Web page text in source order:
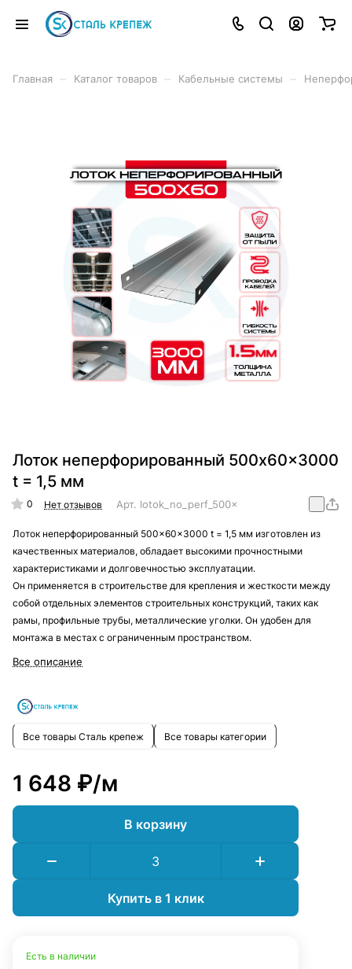
Главная Каталог товаров Кабельные системы
Лоток неперфорированный 500x60x3000
t = 1,5 мм
0 Нет отзывов Арт. lotok_no_perf_500x60x3000_t_=_1,5_mm
Лоток неперфорированный 500x60x3000 t = 1,5 мм изготовлен из
качественных материалов, обладает высокими прочностными
характеристиками и долговечностью эксплуатации.
Он применяется в строительстве для крепления и жесткости между
собой отдельных элементов строительных конструкций, таких как
рамы, профильные трубы, металлические уголки. Он удобен для
монтажа в местах с ограниченным пространством.
Все описание
Все товары Сталь крепеж Все товары категории
1 648 ₽/м
В корзину
Купить в 1 клик
Есть в наличии